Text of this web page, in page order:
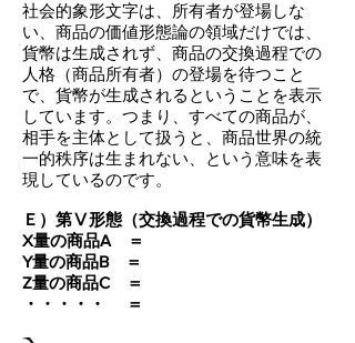
社会的象形文字は、所有者が登場しな
い、商品の価値形態論の領域だけでは、
貨幣は生成されず、商品の交換過程での
人格（商品所有者）の登場を待つこと
で、貨幣が生成されるということを表示
しています。つまり、すべての商品が、
相手を主体として扱うと、商品世界の統
一的秩序は生まれない、という意味を表
現しているのです。
Ｅ）第Ⅴ形態（交換過程での貨幣生成）
X量の商品A ＝
Y量の商品B ＝
Z量の商品C ＝
・・・・・ ＝